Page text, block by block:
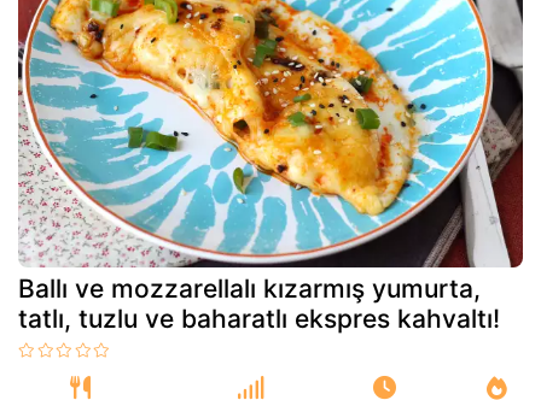
Ballı ve mozzarellalı kızarmış yumurta,
tatlı, tuzlu ve baharatlı ekspres kahvaltı!